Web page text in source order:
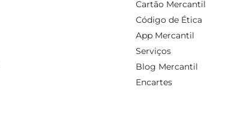
Cartão Mercantil
Código de Ética
App Mercantil
Serviços
Blog Mercantil
Encartes